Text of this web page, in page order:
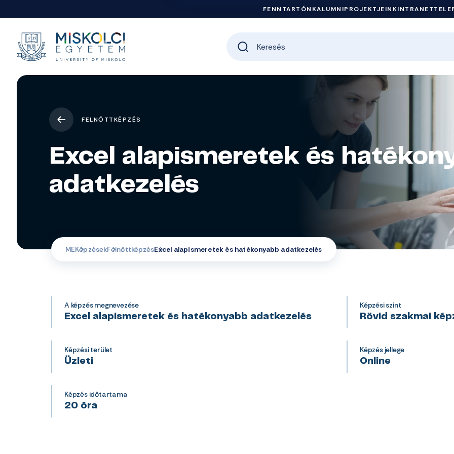
FENNTARTÓNKALUMNIPROJEKTJEINKINTRANET
FELNŐTTKÉPZÉS
Excel alapismeretek és
adatkezelés
MEKépzésekFelnőttképzésExcel alapismeretek és hatékonyabb adatkezelés
A képzés megnevezése
Excel alapismeretek és hatékonyabb adatkezelés
Képzési szint
Rövid szakmai
Képzési terület
Üzleti
Képzés jellege
Online
Képzés időtartama
20 óra